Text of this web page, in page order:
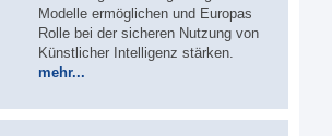
Modelle ermöglichen und Europas
Rolle bei der sicheren Nutzung von
Künstlicher Intelligenz stärken.
mehr...